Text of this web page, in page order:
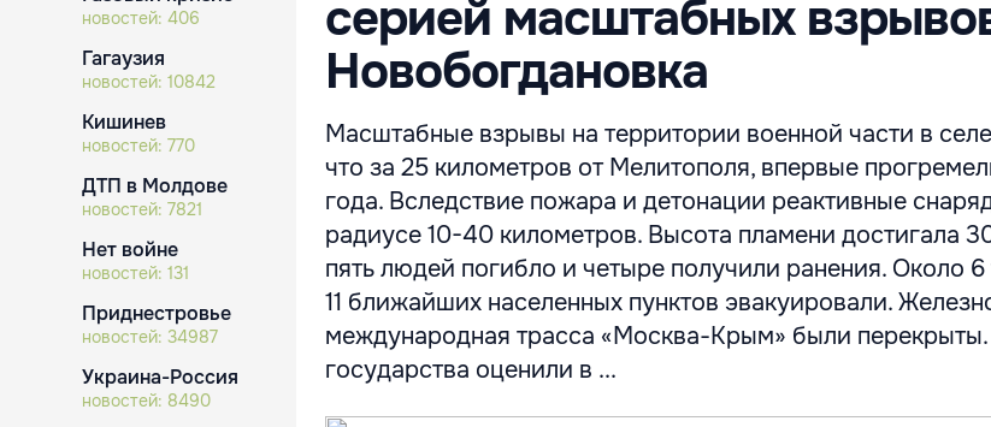
новостей: 406
Гагаузия
новостей: 10842
Кишинев
новостей: 770
ДТП в Молдове
новостей: 7821
Нет войне
новостей: 131
Приднестровье
новостей: 34987
Украина-Россия
новостей: 8490
серией масштабных
Новобогдановка
Масштабные взрывы на территории военной части в
что за 25 километров от Мелитополя, впервые
года. Вследствие пожара и детонации реактивные
радиусе 10-40 километров. Высота пламени достигала
пять людей погибло и четыре получили ранения. Около
11 ближайших населенных пунктов эвакуировали.
международная трасса «Москва-Крым» были
государства оценили в ...